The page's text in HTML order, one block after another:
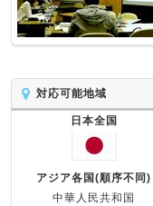
対応可能地域
日本全国
アジア各国(順序不同)
中華人民共和国